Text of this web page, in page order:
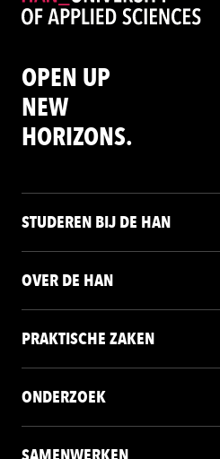
OPEN UP
NEW
HORIZONS.
STUDEREN BIJ DE HAN
OVER DE HAN
PRAKTISCHE ZAKEN
ONDERZOEK
SAMENWERKEN